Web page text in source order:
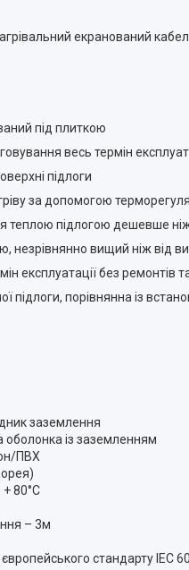
екранований
під плиткою
весь термін
підлоги
за допомогою
теплою підлогою дешевше
незрівнянно вищий ніж від
експлуатації без ремонтів
підлоги, порівнянна із
заземлення
оболонка із заземленням
ПВХ
80°С
– 3м
стандарту IEC